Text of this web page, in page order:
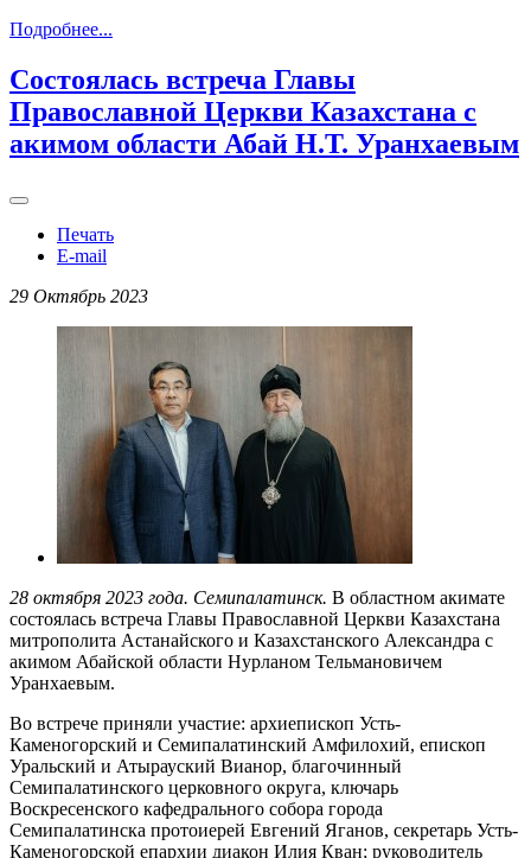
Подробнее...
Состоялась встреча Главы
Православной Церкви Казахстана с
акимом области Абай Н.Т. Уранхаевым
Печать
E-mail
29 Октябрь 2023
28 октября 2023 года. Семипалатинск. В областном акимате
состоялась встреча Главы Православной Церкви Казахстана
митрополита Астанайского и Казахстанского Александра с
акимом Абайской области Нурланом Тельмановичем
Уранхаевым.
Во встрече приняли участие: архиепископ Усть-
Каменогорский и Семипалатинский Амфилохий, епископ
Уральский и Атырауский Вианор, благочинный
Семипалатинского церковного округа, ключарь
Воскресенского кафедрального собора города
Семипалатинска протоиерей Евгений Яганов, секретарь Усть-
Каменогорской епархии диакон Илия Кван; руководитель